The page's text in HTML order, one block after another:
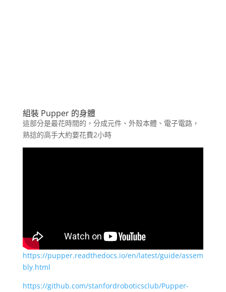
組裝 Pupper 的身體
這部分是最花時間的，分成元件、外殼本體、電子電路，
熟捻的高手大約要花費2小時
https://pupper.readthedocs.io/en/latest/guide/assem
bly.html
https://github.com/stanfordroboticsclub/Pupper-